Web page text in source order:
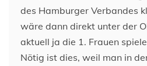
des Hamburger Verbandes
wäre dann direkt unter der
aktuell ja die 1. Frauen
Nötig ist dies, weil man in